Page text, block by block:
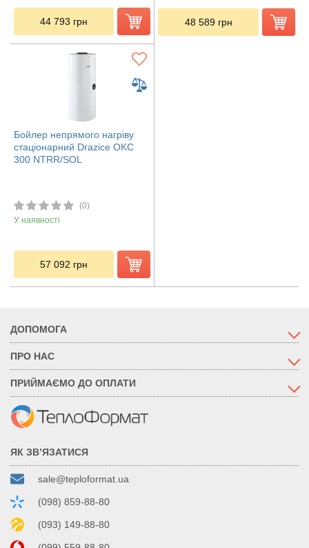
44 793 грн 48 589 грн
Бойлер непрямого нагріву
стаціонарний Drazice OKC
300 NTRR/SOL
(0)
У наявності
57 092 грн
ДОПОМОГА
ПРО НАС
ПРИЙМАЄМО ДО ОПЛАТИ
ЯК ЗВ’ЯЗАТИСЯ
sale@teploformat.ua
(098) 859-88-80
(093) 149-88-80